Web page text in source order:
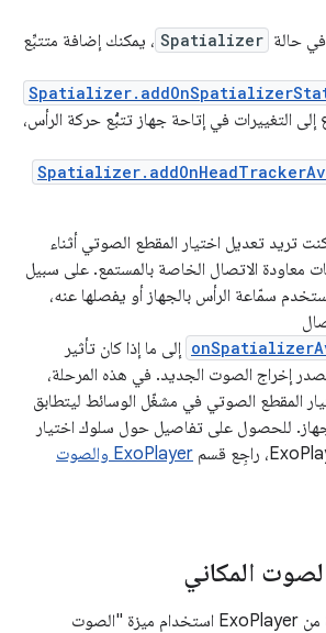
في حالة Spatializer ، يمكنك إضافة متتبِّع
إلى التغييرات في إتاحة جهاز تتبُّع حركة الرأس،
تريد تعديل اختيار المقطع الصوتي أثناء
معاودة الاتصال الخاصة بالمستمع. على سبيل
سمّاعة الرأس بالجهاز أو يفصلها عنه،
إلى ما إذا كان تأثير
إخراج الصوت الجديد. في هذه المرحلة،
المقطع الصوتي في مشغّل الوسائط ليتطابق
للحصول على تفاصيل حول سلوك اختيار
ExoPlayer والصوت
تسهّل الإصدارات الأخيرة من ExoPlayer استخدام ميزة "الصوت